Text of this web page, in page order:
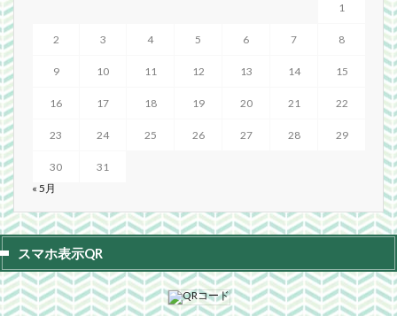
1
2 3 4 5 6 7 8
9 10 11 12 13 14 15
16 17 18 19 20 21 22
23 24 25 26 27 28 29
30
31
« 5月
スマホ表示QR